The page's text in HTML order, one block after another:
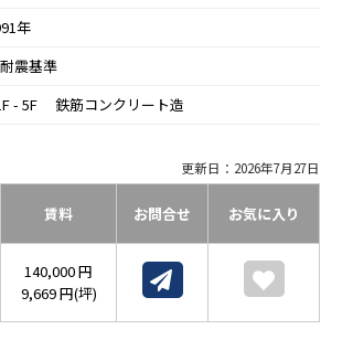
年
震基準
- 5F 鉄筋コンクリート造
更新日：2026年7月27日
賃料 お問合せ お気に入り
140,000 円
9,669 円(坪)